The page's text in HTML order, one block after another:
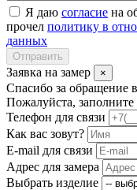
Я даю согласие на
прочел политику в
данных
Отправить
Заявка на замер ×
Спасибо за обращение
Пожалуйста, заполните
Телефон для связи
Как вас зовут?
E-mail для связи
Адрес для замера
Выбрать изделие